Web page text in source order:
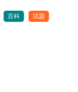
百科 试题